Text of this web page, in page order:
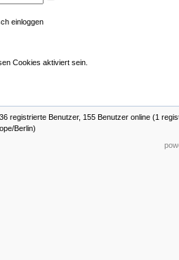
einloggen
Cookies aktiviert sein.
registrierte Benutzer, 155 Benutzer online (1
Berlin)